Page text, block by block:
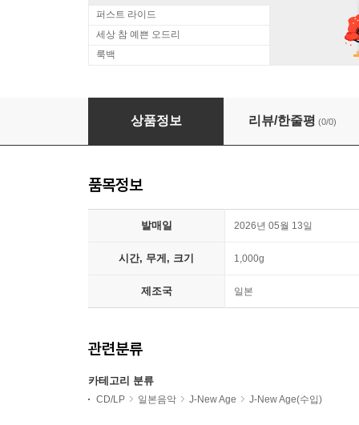
퍼스트 라이드
세상 참 예쁜 오드리
룩백
Hideyuki Hashimoto (히데유키 하시모토) -
상품정보 리뷰/한줄평 (0/0)
품목정보
발매일 2026년 05월 13일
시간, 무게, 크기 1,000g
제조국 일본
관련분류
카테고리 분류
CD/LP 일본음악 J-New Age J-New Age(수입)